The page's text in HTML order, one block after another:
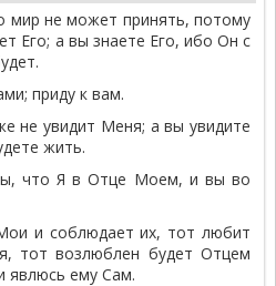
мир не может принять, потому
Его; а вы знаете Его, ибо Он с
приду к вам.
не увидит Меня; а вы увидите
жить.
что Я в Отце Моем, и вы во
и соблюдает их, тот любит
тот возлюблен будет Отцем
явлюсь ему Сам.